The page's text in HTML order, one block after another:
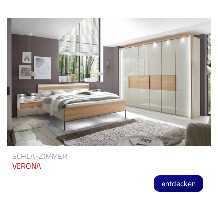
SCHLAFZIMMER
VERONA
entdecken